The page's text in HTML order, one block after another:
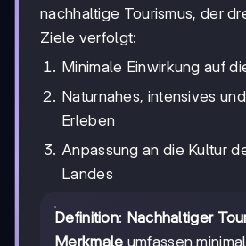
nachhaltige Tourismus, der
Ziele verfolgt:
Minimale Einwirkung auf
Naturnahes, intensives
Erleben
Anpassung an die Kultur
Landes
Definition: Nachhaltiger
Merkmale umfassen